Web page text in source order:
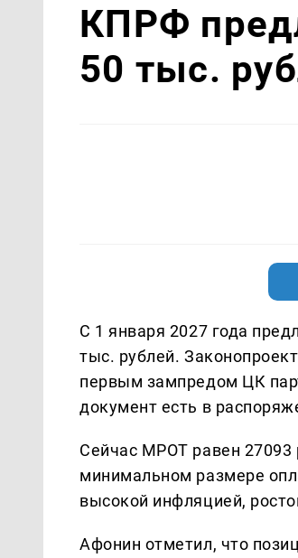
КПРФ
50 тыс.
С 1 января 2027 года
тыс. рублей.
первым зампредом ЦК
документ есть в
Сейчас МРОТ равен 27093
минимальном размере
высокой инфляцией,
Афонин отметил, что